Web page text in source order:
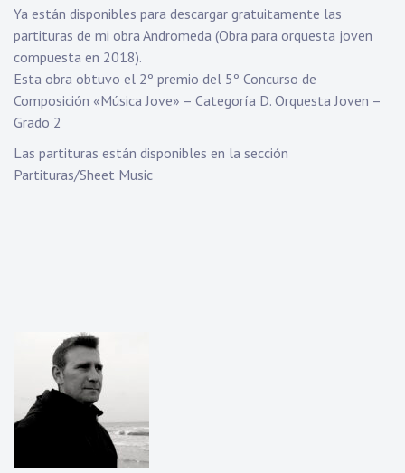
Ya están disponibles para descargar gratuitamente las
partituras de mi obra Andromeda (Obra para orquesta joven
compuesta en 2018).
Esta obra obtuvo el 2º premio del 5º Concurso de
Composición «Música Jove» – Categoría D. Orquesta Joven –
Grado 2
Las partituras están disponibles en la sección
Partituras/Sheet Music